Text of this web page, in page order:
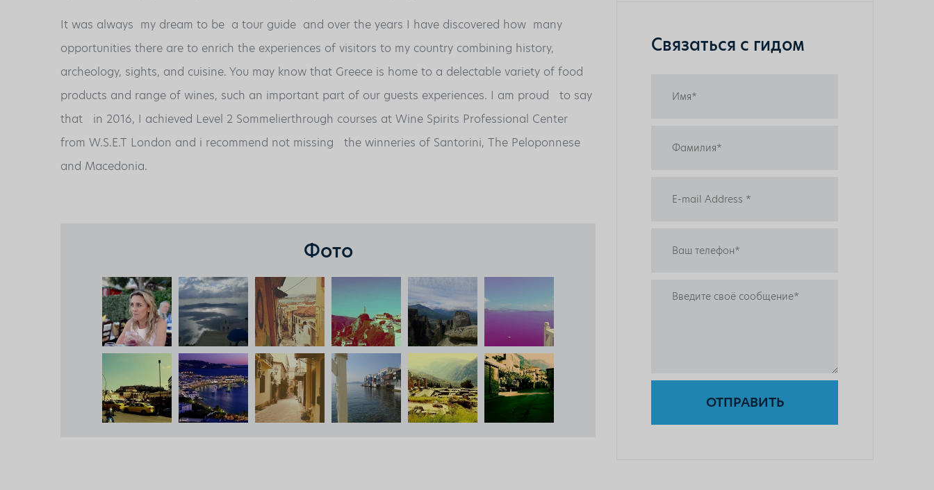
It was always my dream to be a tour guide and over the years I have discovered how many
opportunities there are to enrich the experiences of visitors to my country combining history,
archeology, sights, and cuisine. You may know that Greece is home to a delectable variety of food
products and range of wines, such an important part of our guests experiences. I am proud
to say
that
in 2016, I achieved Level 2 Sommelierthrough courses at Wine Spirits Professional Center
from W.S.E.T London and i recommend not missing
the winneries of Santorini, The Peloponnese
and Macedonia.
Фото
Связаться с гидом
ОТПРАВИТЬ